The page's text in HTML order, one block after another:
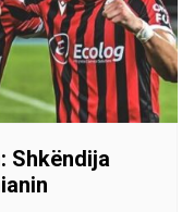
Shkëndija